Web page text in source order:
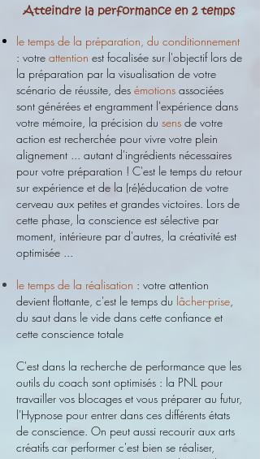
le temps de la préparation, du conditionnement
: votre attention est focalisée sur l'objectif lors de
la préparation par la visualisation de votre
scénario de réussite, des émotions associées
sont générées et engramment l'expérience dans
votre mémoire, la précision du sens de votre
action est recherchée pour vivre votre plein
alignement ... autant d'ingrédients nécessaires
pour votre préparation ! C'est le temps du retour
sur expérience et de la (ré)éducation de votre
cerveau aux petites et grandes victoires. Lors de
cette phase, la conscience est sélective par
moment, intérieure par d'autres, la créativité est
optimisée ...
le temps de la réalisation : votre attention
devient flottante, c'est le temps du lâcher-prise
du saut dans le vide dans cette confiance et
cette conscience totale
C'est dans la recherche de performance que les
outils du coach sont optimisés : la PNL pour
travailler vos blocages et vous préparer au futur,
l'Hypnose pour entrer dans ces différents états
de conscience. On peut aussi recourir aux arts
créatifs car performer c'est bien se réaliser,